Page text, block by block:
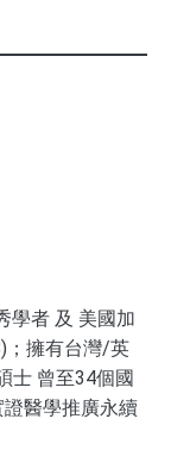
學者 及 美國加
；擁有台灣/英
士 曾至34個國
醫學推廣永續